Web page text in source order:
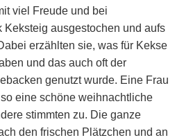
viel Freude und bei
ausgestochen und aufs
erzählten sie, was für Kekse
und das auch oft der
genutzt wurde. Eine Frau
eine schöne weihnachtliche
stimmten zu. Die ganze
den frischen Plätzchen und an